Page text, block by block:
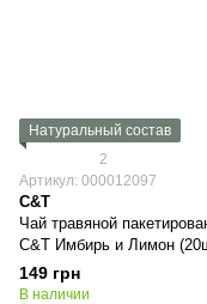
Натуральный состав
2
Артикул: 000012097
C&T
Чай травяной
C&T Имбирь и Лимон
149 грн
В наличии